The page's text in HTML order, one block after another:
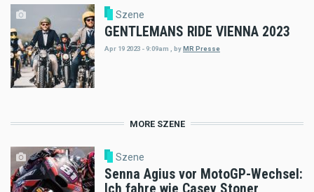
Szene
GENTLEMANS RIDE VIENNA 2023
Apr 19 2023 - 9:09am byMR Presse
MORE SZENE
Szene
Senna Agius vor MotoGP-Wechsel: